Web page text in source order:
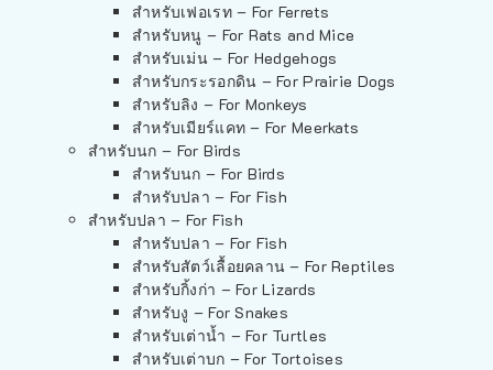
สำหรับเฟอเรท – For Ferrets
สำหรับหนู – For Rats and Mice
สำหรับเม่น – For Hedgehogs
สำหรับกระรอกดิน – For Prairie Dogs
สำหรับลิง – For Monkeys
สำหรับเมียร์แคท – For Meerkats
สำหรับนก – For Birds
สำหรับนก – For Birds
สำหรับปลา – For Fish
สำหรับปลา – For Fish
สำหรับปลา – For Fish
สำหรับสัตว์เลื้อยคลาน – For Reptiles
สำหรับกิ้งก่า – For Lizards
สำหรับงู – For Snakes
สำหรับเต่าน้ำ – For Turtles
สำหรับเต่าบก – For Tortoises